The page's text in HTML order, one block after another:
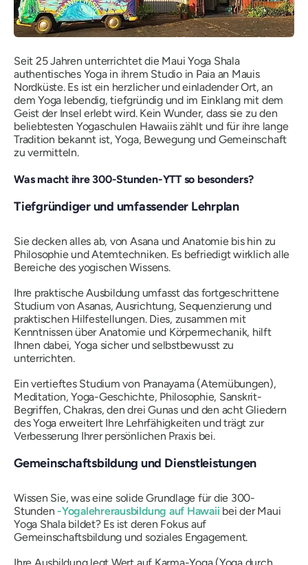
Seit 25 Jahren unterrichtet die Maui Yoga Shala
authentisches Yoga in ihrem Studio in Paia an Mauis
Nordküste. Es ist ein herzlicher und einladender Ort, an
dem Yoga lebendig, tiefgründig und im Einklang mit dem
Geist der Insel erlebt wird. Kein Wunder, dass sie zu den
beliebtesten Yogaschulen Hawaiis zählt und für ihre lange
Tradition bekannt ist, Yoga, Bewegung und Gemeinschaft
zu vermitteln.
Was macht ihre 300-Stunden-YTT so besonders?
Tiefgründiger und umfassender Lehrplan
Sie decken alles ab, von Asana und Anatomie bis hin zu
Philosophie und Atemtechniken. Es befriedigt wirklich alle
Bereiche des yogischen Wissens.
Ihre praktische Ausbildung umfasst das fortgeschrittene
Studium von Asanas, Ausrichtung, Sequenzierung und
praktischen Hilfestellungen. Dies, zusammen mit
Kenntnissen über Anatomie und Körpermechanik, hilft
Ihnen dabei, Yoga sicher und selbstbewusst zu
unterrichten.
Ein vertieftes Studium von Pranayama (Atemübungen),
Meditation, Yoga-Geschichte, Philosophie, Sanskrit-
Begriffen, Chakras, den drei Gunas und den acht Gliedern
des Yoga erweitert Ihre Lehrfähigkeiten und trägt zur
Verbesserung Ihrer persönlichen Praxis bei.
Gemeinschaftsbildung und Dienstleistungen
Wissen Sie, was eine solide Grundlage für die 300-
Stunden -Yogalehrerausbildung auf Hawaii bei der Maui
Yoga Shala bildet? Es ist deren Fokus auf
Gemeinschaftsbildung und soziales Engagement.